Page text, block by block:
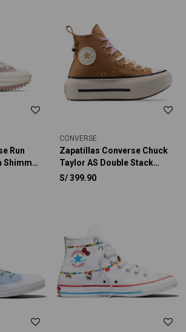
Run
CONVERSE
Zapatillas Converse Chuck
Taylor AS Double Stack
Platform Charms Unisex
S/399.90